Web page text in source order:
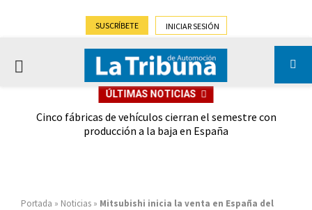
SUSCRÍBETE INICIAR SESIÓN
PRIMARY
ÚLTIMAS NOTICIAS
Cinco fábricas de vehículos cierran el semestre con
producción a la baja en España
Portada » Noticias » Mitsubishi inicia la venta en España del